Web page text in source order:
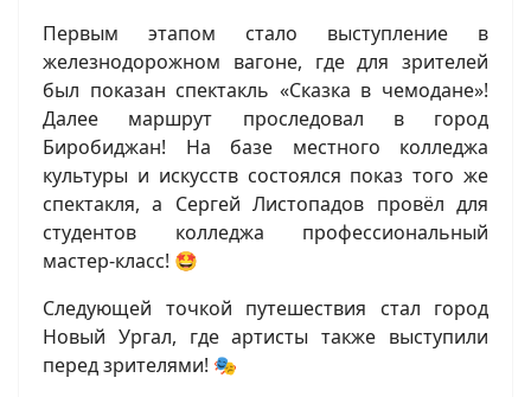
Первым этапом стало выступление в
железнодорожном вагоне, где для зрителей
был показан спектакль «Сказка в чемодане»!
Далее маршрут проследовал в город
Биробиджан! На базе местного колледжа
культуры и искусств состоялся показ того же
спектакля, а Сергей Листопадов провёл для
студентов колледжа профессиональный
мастер-класс! 🤩
Следующей точкой путешествия стал город
Новый Ургал, где артисты также выступили
перед зрителями! 🎭